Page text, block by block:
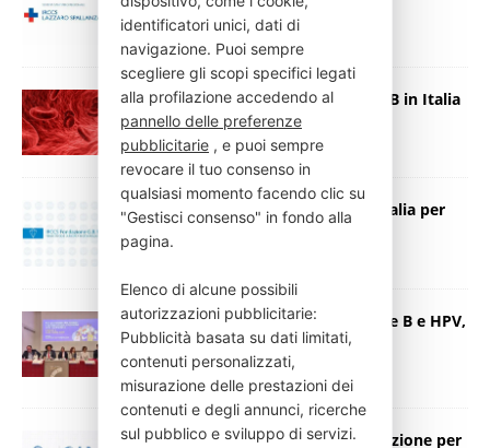
guida sulla dengue
15 Gennaio 2026 Press Italia
Prima terapia genica per l’emofilia B in Italia
al Policlinico di Milano
5 Dicembre 2025 Press Italia
Cornea artificiale: Lazio leader in Italia per
centri convenzionati
10 Settembre 2025
Vaccinazione adolescenti: Meningite B e HPV,
una sfida nazionale
10 Settembre 2025 Press Italia
La SIN si unisce alla SItI: preoccupazione per
identificatori unici, dati di
navigazione. Puoi sempre
scegliere gli scopi specifici legati
alla profilazione accedendo al
pannello delle preferenze
pubblicitarie, e puoi sempre
revocare il tuo consenso in
qualsiasi momento facendo clic su
"Gestisci consenso" in fondo alla
pagina.
Elenco di alcune possibili
autorizzazioni pubblicitarie:
Pubblicità basata su dati limitati,
contenuti personalizzati,
misurazione delle prestazioni dei
contenuti e degli annunci, ricerche
sul pubblico e sviluppo di servizi.